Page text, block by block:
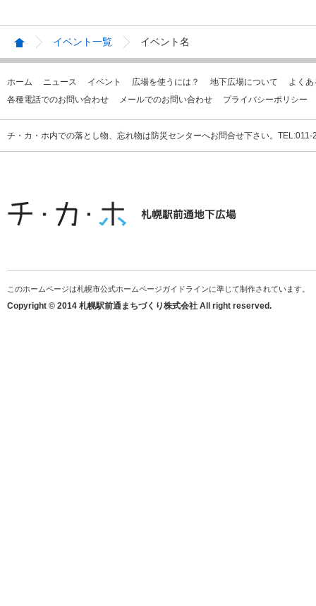
イベント一覧 イベント名
ホーム ニュース イベント 広場を使うには？ 地下広場について
よく
各種電話でのお問い合わせ
メールでのお問い合わせ プライバシーポリシー
チ・カ・ホ内での落とし物、忘れ物は防災センターへお問合せ下さい。
このホームページは札幌市公式ホームページガイドラインに準じて制作されています。
Copyright © 2014 札幌駅前通まちづくり株式会社 All right reserved.